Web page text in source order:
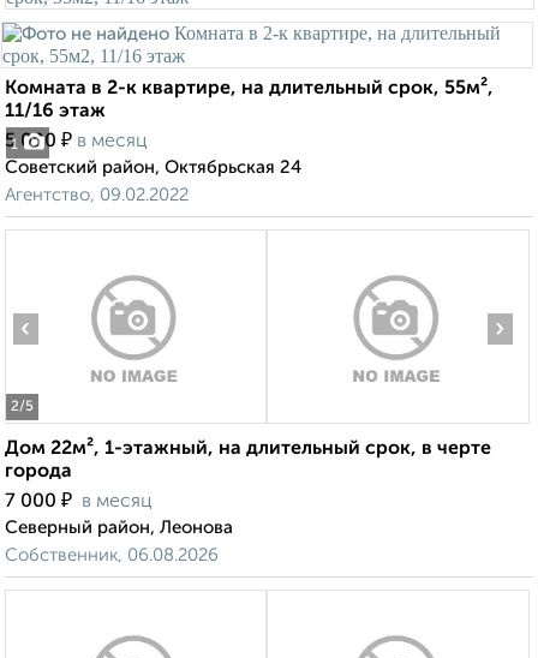
1
Комната в 2-к квартире, на длительный срок, 55м²,
11/16 этаж
5 000 ₽ в месяц
Советский район, Октябрьская 24
Агентство, 09.02.2022
2/5
‹ ›
Дом 22м², 1-этажный, на длительный срок, в черте
города
7 000 ₽ в месяц
Северный район, Леонова
Собственник, 06.08.2026